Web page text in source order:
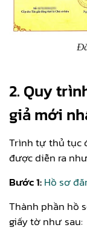
2. Quy
giả mới
Trình tự thủ tục
được diễn ra
Bước 1:Hồ sơ
Thành phần hồ
giấy tờ như sau: